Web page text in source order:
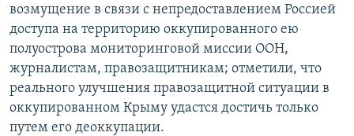
возмущение в связи с непредоставлением Россией
доступа на территорию оккупированного ею
полуострова мониторинговой миссии ООН,
журналистам, правозащитникам; отметили, что
реального улучшения правозащитной ситуации в
оккупированном Крыму удастся достичь только
путем его деоккупации.